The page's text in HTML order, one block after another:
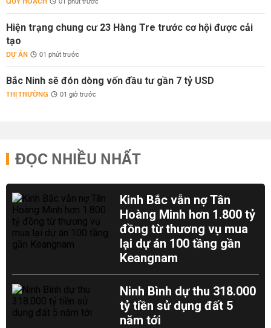
Hiện trạng chung cư 23 Hàng Tre trước cơ hội được cải
tạo
DỰ ÁN 01 phút trước
Bắc Ninh sẽ đón dòng vốn đầu tư gần 7 tỷ USD
THỊ TRƯỜNG 01 giờ trước
ĐỌC NHIỀU NHẤT
Kinh Bắc vẫn nợ Tân
Hoàng Minh hơn 1.800 tỷ
đồng từ thương vụ mua
lại dự án 100 tầng gần
Keangnam
Ninh Bình dự thu 318.000
tỷ tiền sử dụng đất 5
năm tới